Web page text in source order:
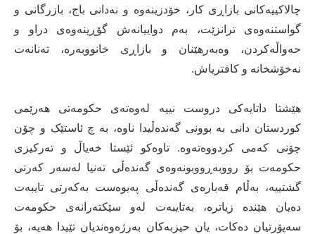
چالاکییەکانی بازاڕی کار، خۆدزینەوە و نەدانی باج، بازرگانی و
گواستنەوەی ترانزێت، بەم دواییانەش گۆڕینەوەی دراو و
حەواڵەکردن، وەبەرهێنان و بازاڕی خانووبەرە، تەنانەت
نەخۆشخانە و کافتریاش.
هێشتا داتایەکی دروست نییە لەوەتەی حکومەتی هەرێمی
کوردستان دانی بە بوونی گەندەڵیدا ناوە، بە چ ئاستێک و چۆن
چۆنی کەمی کردووەتەوە. تاوەکو ئێستا خەیاڵ و تەرکیزی
حکومەت بۆ رووبەڕووبونەوەی گەندەڵی تەنیا لەسەر کەرتی
گشتییە، بەڵام قەبارەی گەندەڵی پەیوەست بەکەرتی تایبەت
دەیان هێندە زیاترە، بەتایبەت لەو سێکتەرانەی حکومەت
سەپۆرتیان دەکات، یان حیزبەکان بەرژەوەندیان تێیدا هەیە، بۆ